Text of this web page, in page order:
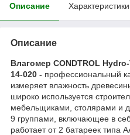
Описание Характеристики
Описание
Влагомер CONDTROL
14-020 - профессиональный
измеряет влажность
широко используется
мебельщиками, столярами и
9 группами, включающее в
работает от 2 батареек типа